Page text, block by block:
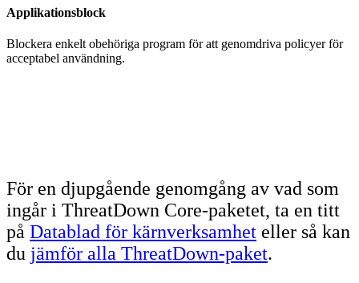
Applikationsblock
Blockera enkelt obehöriga program för att genomdriva policyer för
acceptabel användning.
För en djupgående genomgång av vad som
ingår i ThreatDown Core-paketet, ta en titt
på Datablad för kärnverksamhet eller så kan
du jämför alla ThreatDown-paket.